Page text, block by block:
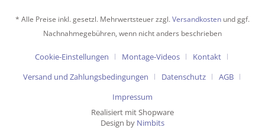
* Alle Preise inkl. gesetzl. Mehrwertsteuer zzgl.Versandkosten und ggf.
Nachnahmegebühren, wenn nicht anders beschrieben
Cookie-Einstellungen Montage-Videos
Kontakt
Versand und Zahlungsbedingungen
Datenschutz
AGB
Impressum
Realisiert mit Shopware
Design by Nimbits